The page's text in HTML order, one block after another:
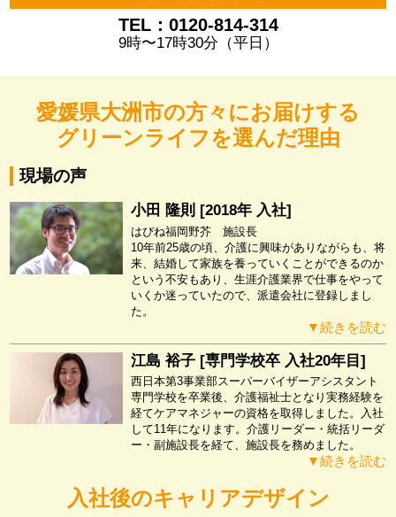
TEL：0120-814-314
9時〜17時30分（平日）
愛媛県大洲市の方々にお届けする
グリーンライフを選んだ理由
現場の声
小田 隆則 [2018年 入社]
はぴね福岡野芥 施設長
10年前25歳の頃、介護に興味がありながらも、将
来、結婚して家族を養っていくことができるのか
という不安もあり、生涯介護業界で仕事をやって
いくか迷っていたので、派遣会社に登録しまし
た。
▼続きを読む
江島 裕子 [専門学校卒 入社20年目]
西日本第3事業部スーパーバイザーアシスタント
専門学校を卒業後、介護福祉士となり実務経験を
経てケアマネジャーの資格を取得しました。入社
して11年になります。介護リーダー・統括リーダ
ー・副施設長を経て、施設長を務めました。
▼続きを読む
入社後のキャリアデザイン